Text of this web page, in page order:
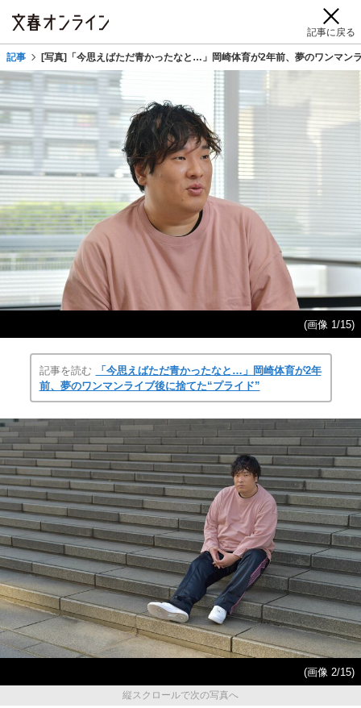
記事に戻る
記事 [写真]「今思えばただ青かったなと…」岡崎体育が2年前、夢のワンマン
(画像 1/15)
記事を読む
「今思えばただ青かったなと…」岡崎体育が2年
前、夢のワンマンライブ後に捨てた“プライド”
(画像 2/15)
縦スクロールで次の写真へ